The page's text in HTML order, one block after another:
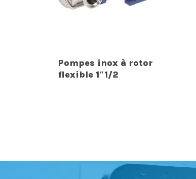
Pompes inox à rotor
flexible 1″1/2